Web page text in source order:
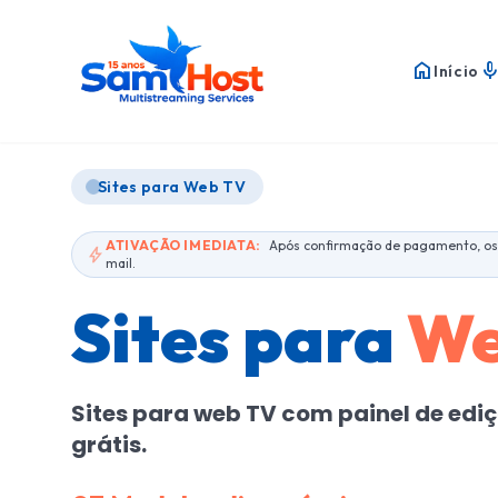
home Início
Sites para Web TV
bolt ATIVAÇÃO IMEDIATA: Após confirmação de pagamento,
mail.
Sites para
Sites para web TV com painel de
grátis.